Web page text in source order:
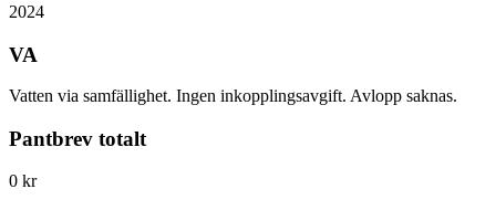
2024
VA
Vatten via samfällighet. Ingen inkopplingsavgift. Avlopp saknas.
Pantbrev totalt
0 kr